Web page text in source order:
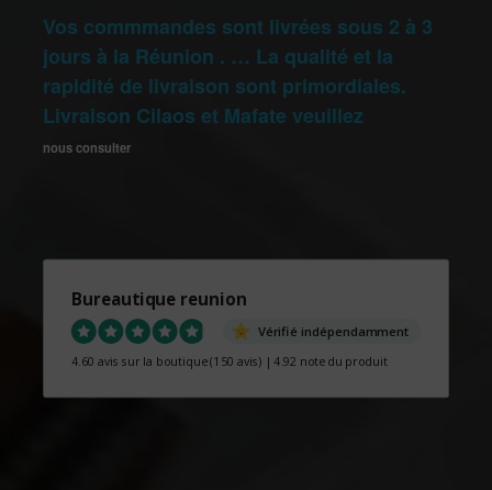
Vos commmandes sont livrées sous 2 à 3
jours à la Réunion . … La qualité et la
rapidité de livraison sont primordiales.
Livraison Cilaos et Mafate veuillez
nous consulter
Bureautique reunion
Vérifié indépendamment
4.60 avis sur la boutique(150 avis) |4.92 note du produit